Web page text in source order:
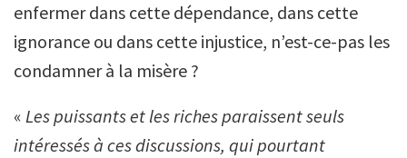
enfermer dans cette dépendance, dans cette
ignorance ou dans cette injustice, n’est-ce-pas les
condamner à la misère ?
« Les puissants et les riches paraissent seuls
intéressés à ces discussions, qui pourtant